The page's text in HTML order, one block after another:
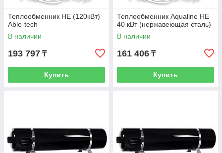
Теплообменник HE (120кВт)
Able-tech
В наличии
193 797 ₸
Купить
Теплообменник Aqualine HE
40 кВт (нержавеющая сталь)
В наличии
161 406 ₸
Купить